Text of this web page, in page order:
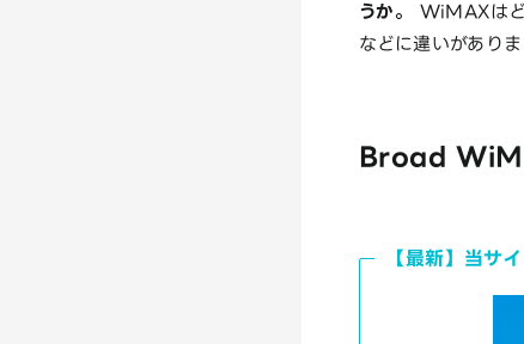
うか。
WiMAXはど
などに違いがありま
Broad
【最新】当サ